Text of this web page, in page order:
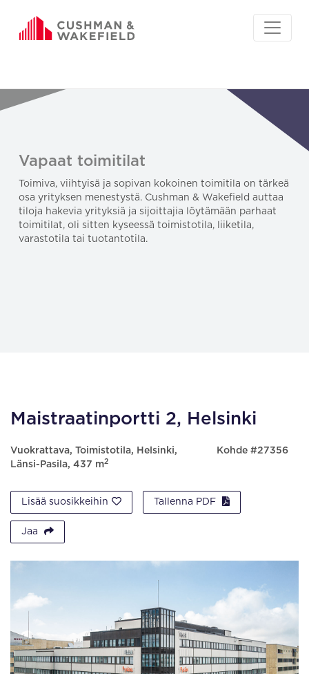
Vapaat toimitilat
Toimiva, viihtyisä ja sopivan kokoinen toimitila on tärkeä
osa yrityksen menestystä. Cushman & Wakefield auttaa
tiloja hakevia yrityksiä ja sijoittajia löytämään parhaat
toimitilat, oli sitten kyseessä toimistotila, liiketila,
varastotila tai tuotantotila.
Maistraatinportti 2, Helsinki
Vuokrattava, Toimistotila, Helsinki,
Länsi-Pasila, 437 m2
Kohde #27356
Lisää suosikkeihin Tallenna PDF
Jaa